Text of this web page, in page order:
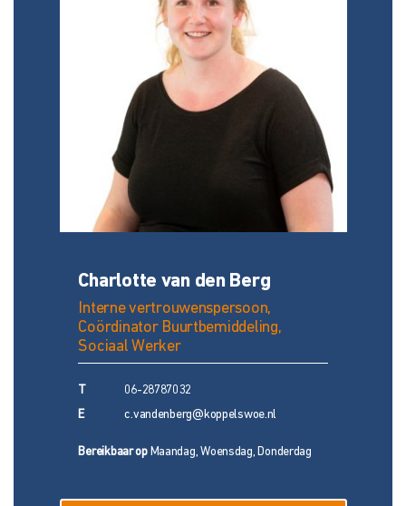
Charlotte van den Berg
Interne vertrouwenspersoon,
Coördinator Buurtbemiddeling,
Sociaal Werker
06-28787032
E c.vandenberg@koppelswoe.nl
Bereikbaar opMaandag, Woensdag, Donderdag